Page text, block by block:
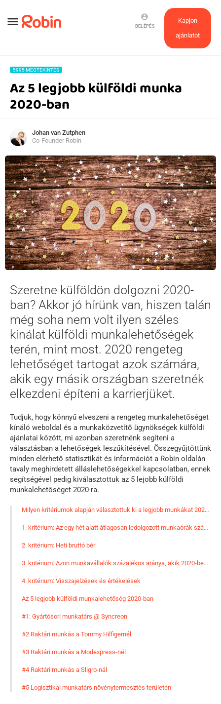
menu
Kapjon
ajánlatot
account_circle
BELÉPÉS
5995 MEGTEKINTÉS
Az 5 legjobb külföldi munka
2020-ban
Johan van Zutphen
Co-Founder Robin
Szeretne külföldön dolgozni 2020-
ban? Akkor jó hírünk van, hiszen talán
még soha nem volt ilyen széles
kínálat külföldi munkalehetőségek
terén, mint most. 2020 rengeteg
lehetőséget tartogat azok számára,
akik egy másik országban szeretnék
elkezdeni építeni a karrierjüket.
Tudjuk, hogy könnyű elveszeni a rengeteg munkalehetőséget
kínáló weboldal és a munkaközvetítő ügynökségek külföldi
ajánlatai között, mi azonban szeretnénk segíteni a
választásban a lehetőségek leszűkítésével. Összegyűjtöttünk
minden elérhető statisztikát és információt a Robin oldalán
tavaly meghirdetett álláslehetőségekkel kapcsolatban, ennek
segítségével pedig kiválasztottuk az 5 lejobb külföldi
munkalehetőséget 2020-ra.
Milyen kritériumok alapján választottuk ki a legjobb munkákat 2020-ra?
1. kritérium: Az egy hét alatt átlagosan ledolgozott munkaórák száma
2. kritérium: Heti bruttó bér
3. kritérium: Azon munkavállalók százalékos aránya, akik 2020-ben még mindig külföldön dolgoznak
4. kritérium: Visszajelzések és értékelések
Az 5 legjobb külföldi munkalehetőség 2020-ban
#1: Gyártósori munkatárs @ Syncreon
#2 Raktári munkás a Tommy Hilfigernél
#3 Raktári munkás a Modexpress-nél
#4 Raktári munkás a Sligro-nál
#5 Logisztikai munkatárs növénytermesztés területén